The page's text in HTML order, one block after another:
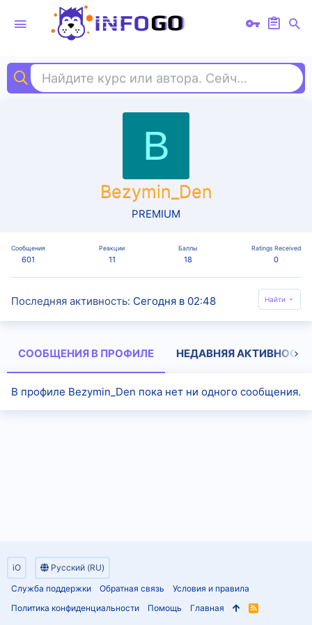
Найдите курс или автора. Сейчас ищут
B
Bezymin_Den
PREMIUM
Сообщения
601
Реакции
11
Баллы
18
Ratings Received
0
Последняя активность Сегодня в 02:48 Найти
СООБЩЕНИЯ В ПРОФИЛЕ НЕДАВНЯЯ АКТИВНОСТЬ
В профиле Bezymin_Den пока нет ни одного сообщения.
iO
Русский (RU)
Служба поддержки
Обратная связь
Условия и правила
Политика конфиденциальности
Помощь Главная
R